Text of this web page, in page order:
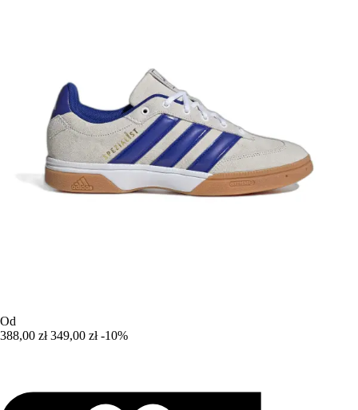
Od
388,00 zł 349,00 zł -10%